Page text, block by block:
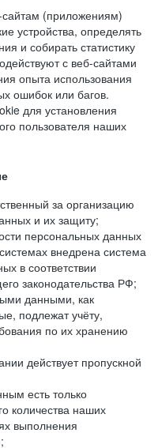
(приложениям)
устройства, определять
и собирать статистику
с веб-сайтами
опыта использования
ошибок или багов.
для установления
пользователя наших
за организацию
и их защиту;
персональных данных
внедрена система
в соответствии
законодательства РФ;
данными, как
подлежат учёту,
по их хранению
действует пропускной
есть только
количества наших
выполнения